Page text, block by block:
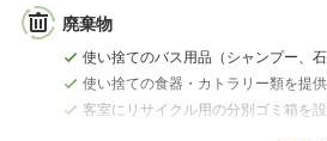
廃棄物
使い捨てのバス用品（シャンプー、
使い捨ての食器・カトラリー類を提
客室にリサイクル用の分別ゴミ箱を